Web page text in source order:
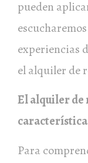
pueden
experiencias
el alquiler de
El alquiler de
Para